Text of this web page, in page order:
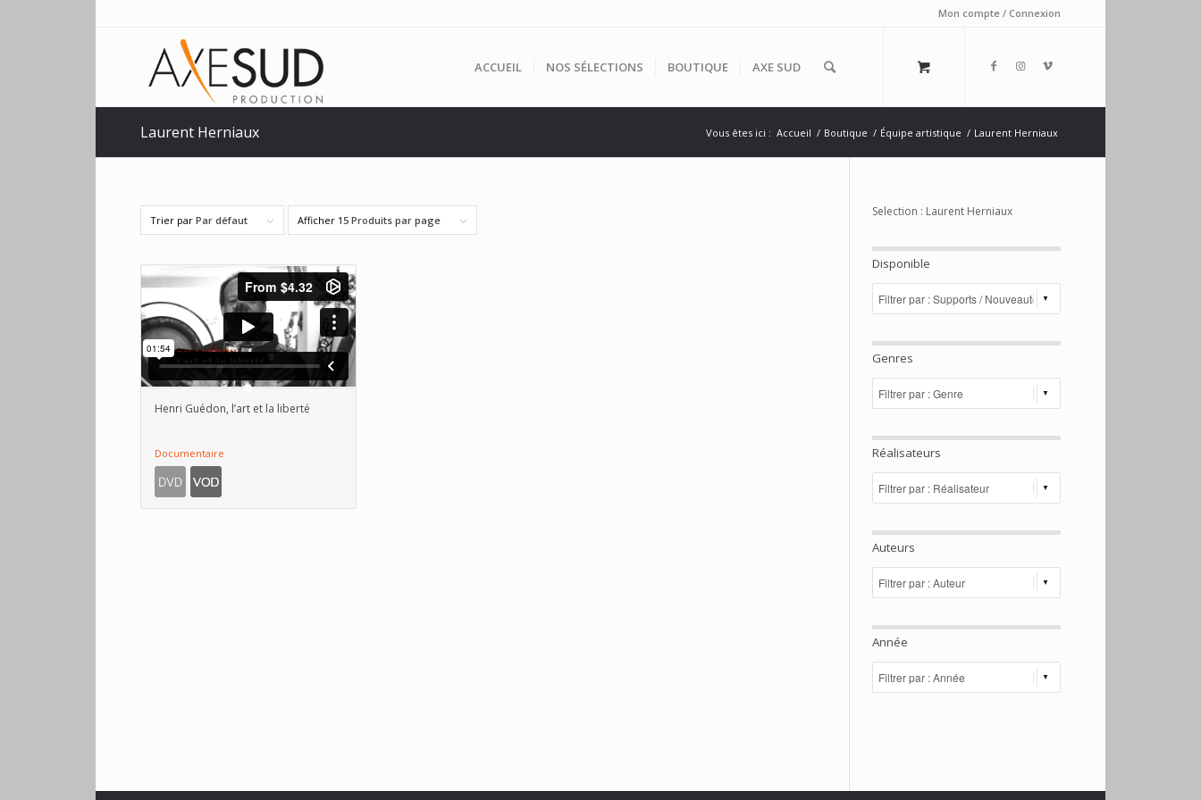
Mon compte / Connexion
ACCUEIL NOS SÉLECTIONS BOUTIQUE AXE SUD
Laurent Herniaux Vous êtes ici : Accueil / Boutique / Équipe artistique / Laurent Herniaux
Trier par Par défaut Afficher 15 Produits par page
Henri Guédon, l’art et la liberté
Documentaire
Selection : Laurent Herniaux
Disponible
Genres
Réalisateurs
Auteurs
Année